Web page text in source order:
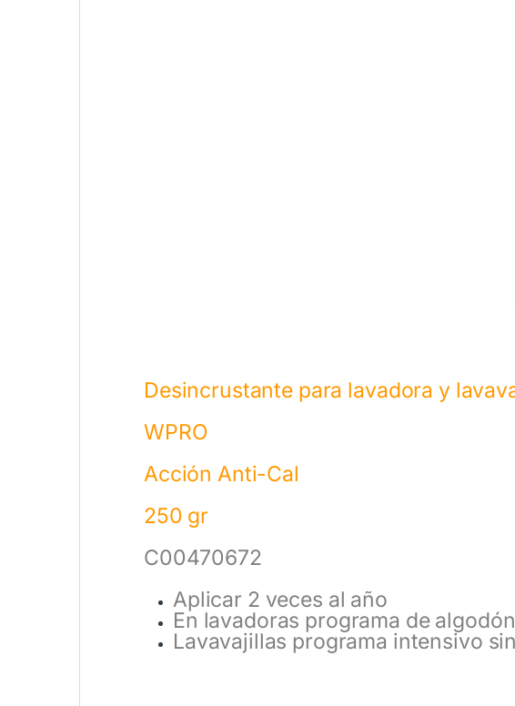
Desincrustante para lavadora y
WPRO
Acción Anti-Cal
250 gr
C00470672
Aplicar 2 veces al año
En lavadoras programa de
Lavavajillas programa intensivo